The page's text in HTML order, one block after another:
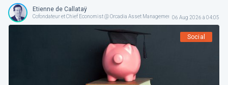
Etienne de Callataÿ
Cofondateur et Chief Economist @ Orcadia Asset Management06 Aug 2026 à 04:05
Social